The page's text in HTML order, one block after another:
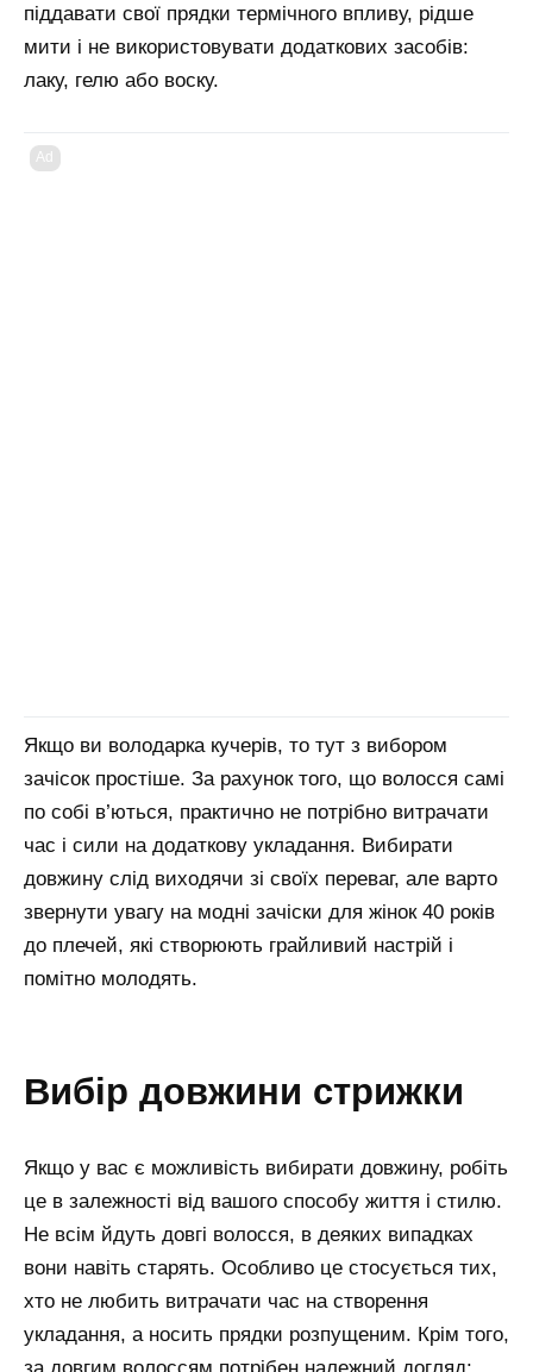
піддавати свої прядки термічного впливу, рідше
мити і не використовувати додаткових засобів:
лаку, гелю або воску.
Ad
Якщо ви володарка кучерів, то тут з вибором
зачісок простіше. За рахунок того, що волосся самі
по собі в’ються, практично не потрібно витрачати
час і сили на додаткову укладання. Вибирати
довжину слід виходячи зі своїх переваг, але варто
звернути увагу на модні зачіски для жінок 40 років
до плечей, які створюють грайливий настрій і
помітно молодять.
вибір довжини стрижки
Якщо у вас є можливість вибирати довжину, робіть
це в залежності від вашого способу життя і стилю.
Не всім йдуть довгі волосся, в деяких випадках
вони навіть старять. Особливо це стосується тих,
хто не любить витрачати час на створення
укладання, а носить прядки розпущеним. Крім того,
за довгим волоссям потрібен належний догляд: